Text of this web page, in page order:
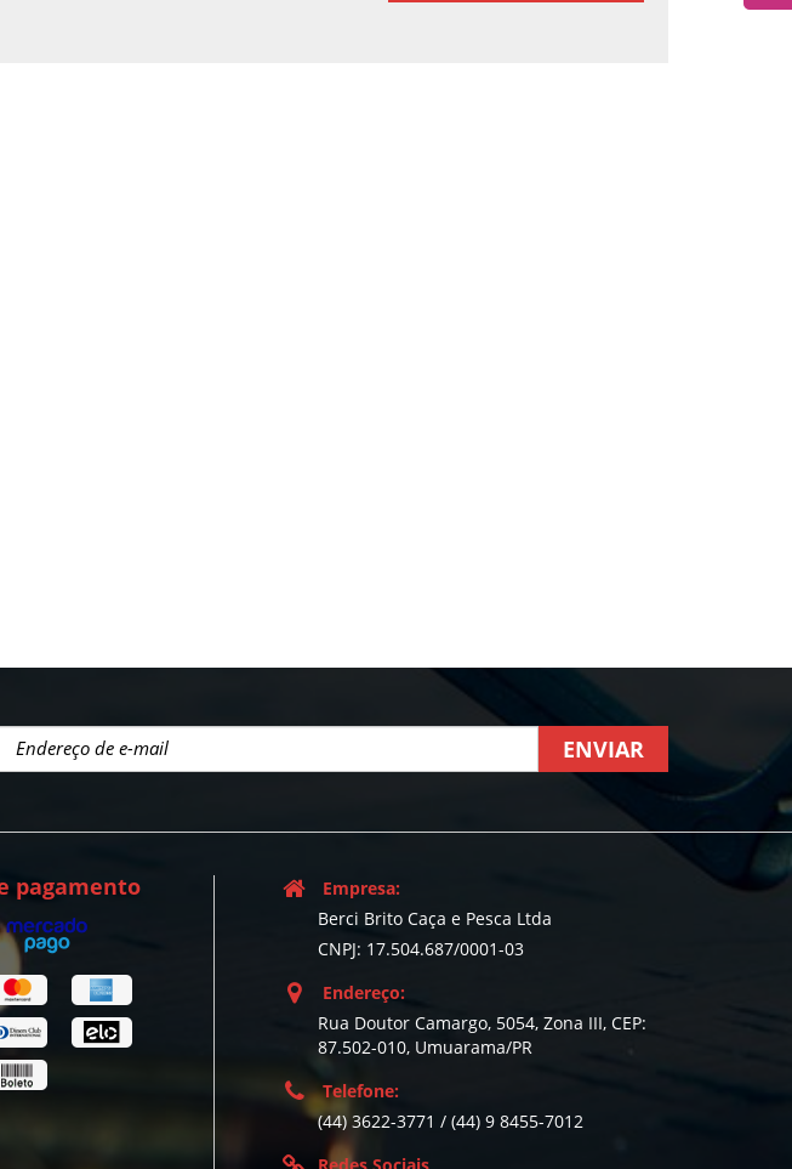
ENVIAR
pagamento
Empresa:
Berci Brito Caça e Pesca Ltda
CNPJ: 17.504.687/0001-03
Endereço:
Rua Doutor Camargo, 5054, Zona III, CEP:
87.502-010, Umuarama/PR
Telefone:
(44) 3622-3771 / (44) 9 8455-7012